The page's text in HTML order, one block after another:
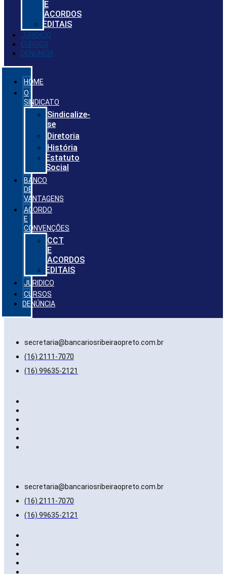
E
ACORDOS
EDITAIS
JURIDICO
CURSOS
DENÚNCIA
HOME
O
SINDICATO
Sindicalize-
se
Diretoria
História
Estatuto
Social
BANCO
DE
VANTAGENS
ACORDO
E
CONVENÇÕES
CCT
E
ACORDOS
EDITAIS
JURIDICO
CURSOS
DENÚNCIA
secretaria@bancariosribeiraopreto.com.br
(16) 2111-7070
(16) 99635-2121
secretaria@bancariosribeiraopreto.com.br
(16) 2111-7070
(16) 99635-2121